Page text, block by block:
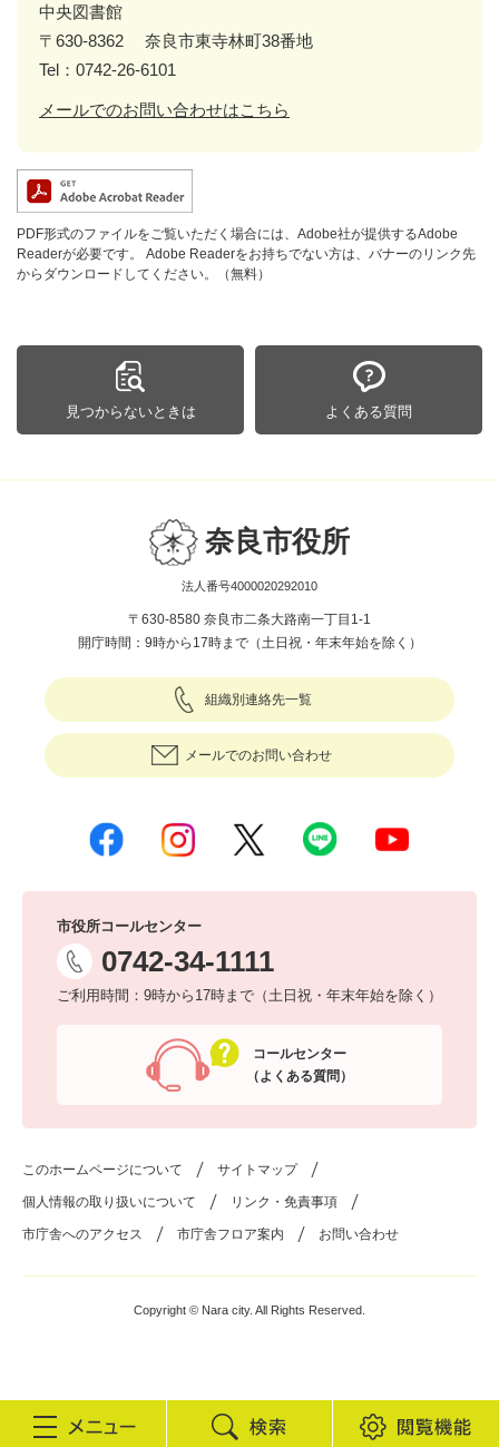
中央図書館
〒630-8362
奈良市東寺林町38番地
Tel：0742-26-6101
メールでのお問い合わせはこちら
PDF形式のファイルをご覧いただく場合には、Adobe社が提供するAdobe
Readerが必要です。
Adobe Readerをお持ちでない方は、バナーのリンク先
からダウンロードしてください。（無料）
見つからないときは よくある質問
奈良市役所
法人番号4000020292010
〒630-8580 奈良市二条大路南一丁目1-1
開庁時間：9時から17時まで（土日祝・年末年始を除く）
組織別連絡先一覧
メールでのお問い合わせ
市役所コールセンター
0742-34-1111
ご利用時間：9時から17時まで（土日祝・年末年始を除く）
コールセンター
（よくある質問）
このホームページについて サイトマップ
個人情報の取り扱いについて リンク・免責事項
市庁舎へのアクセス 市庁舎フロア案内 お問い合わせ
Copyright © Nara city. All Rights Reserved.